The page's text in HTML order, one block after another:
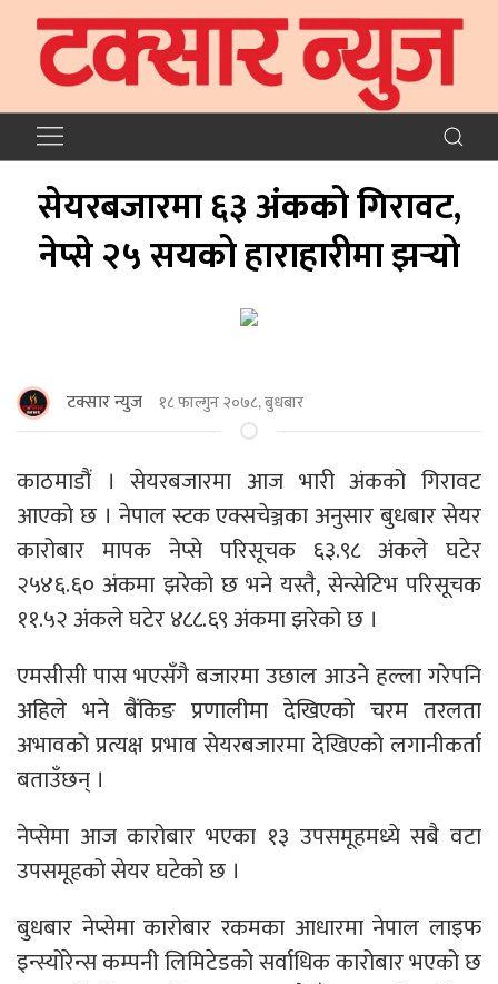
सेयरबजारमा ६३ अंकको गिरावट,
नेप्से २५ सयको हाराहारीमा झर्‍यो
टक्सार न्युज १८ फाल्गुन २०७८, बुधबार
काठमाडौं । सेयरबजारमा आज भारी अंकको गिरावट
आएको छ । नेपाल स्टक एक्सचेञ्जका अनुसार बुधबार सेयर
कारोबार मापक नेप्से परिसूचक ६३.९८ अंकले घटेर
२५४६.६० अंकमा झरेको छ भने यस्तै, सेन्सेटिभ परिसूचक
११.५२ अंकले घटेर ४८८.६९ अंकमा झरेको छ ।
एमसीसी पास भएसँगै बजारमा उछाल आउने हल्ला गरेपनि
अहिले भने बैंकिङ प्रणालीमा देखिएको चरम तरलता
अभावको प्रत्यक्ष प्रभाव सेयरबजारमा देखिएको लगानीकर्ता
बताउँछन् ।
नेप्सेमा आज कारोबार भएका १३ उपसमूहमध्ये सबै वटा
उपसमूहको सेयर घटेको छ ।
बुधबार नेप्सेमा कारोबार रकमका आधारमा नेपाल लाइफ
इन्स्योरेन्स कम्पनी लिमिटेडको सर्वाधिक कारोबार भएको छ